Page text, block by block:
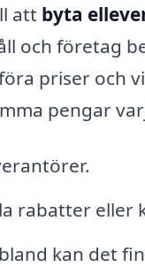
att byta
och företag
priser och
pengar
rabatter eller
kan det